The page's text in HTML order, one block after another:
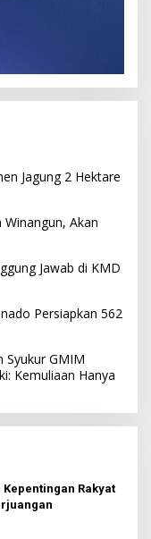
Jagung 2 Hektare
Winangun, Akan
Jawab di KMD
Persiapkan 562
Syukur GMIM
Kemuliaan Hanya
Kepentingan Rakyat